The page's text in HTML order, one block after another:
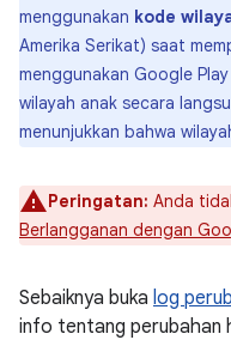
menggunakan kode
Amerika Serikat) saat
menggunakan Google
wilayah anak secara
menunjukkan bahwa
Peringatan: Anda
Berlangganan dengan
Sebaiknya buka log
info tentang perubahan